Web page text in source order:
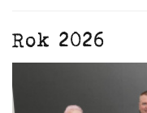
Rok 2026